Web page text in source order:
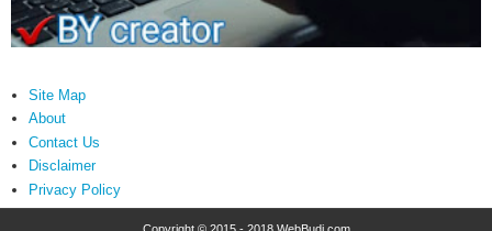
Site Map
About
Contact Us
Disclaimer
Privacy Policy